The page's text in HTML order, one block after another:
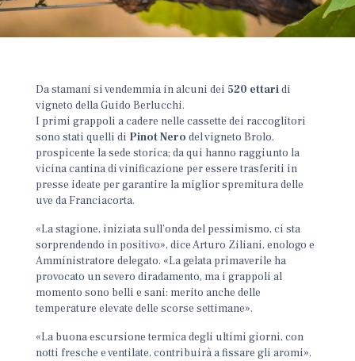
Da stamani si vendemmia in alcuni dei 520 ettaridi
vigneto della Guido Berlucchi.
I primi grappoli a cadere nelle cassette dei raccoglitori
sono stati quelli di Pinot Nero del vigneto Brolo,
prospicente la sede storica; da qui hanno raggiunto la
vicina cantina di vinificazione per essere trasferiti in
presse ideate per garantire la miglior spremitura delle
uve da Franciacorta.
«La stagione, iniziata sull’onda del pessimismo, ci sta
sorprendendo in positivo», dice Arturo Ziliani, enologo e
Amministratore delegato. «La gelata primaverile ha
provocato un severo diradamento, ma i grappoli al
momento sono belli e sani: merito anche delle
temperature elevate delle scorse settimane».
«La buona escursione termica degli ultimi giorni, con
notti fresche e ventilate, contribuirà a fissare gli aromi»,